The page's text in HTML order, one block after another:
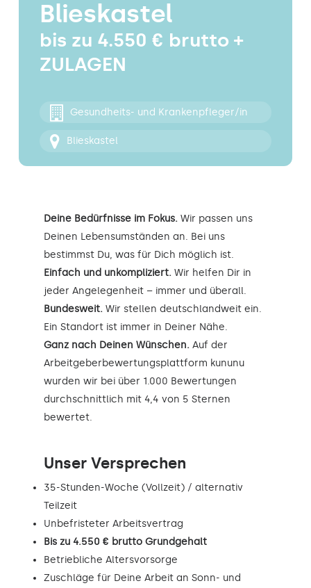
KontaktBlieskastel
bis zu 4.550 € brutto +
ZULAGEN
Gesundheits- und Krankenpfleger/in
Blieskastel
Deine Bedürfnisse im Fokus. Wir passen uns
Deinen Lebensumständen an. Bei uns
bestimmst Du, was für Dich möglich ist.
Einfach und unkompliziert. Wir helfen Dir in
jeder Angelegenheit – immer und überall.
Bundesweit. Wir stellen deutschlandweit ein.
Ein Standort ist immer in Deiner Nähe.
Ganz nach Deinen Wünschen. Auf der
Arbeitgeberbewertungsplattform kununu
wurden wir bei über 1.000 Bewertungen
durchschnittlich mit 4,4 von 5 Sternen
bewertet.
Unser Versprechen
35-Stunden-Woche (Vollzeit) / alternativ
Teilzeit
Unbefristeter Arbeitsvertrag
Bis zu 4.550 € brutto Grundgehalt
Betriebliche Altersvorsorge
Zuschläge für Deine Arbeit an Sonn- und